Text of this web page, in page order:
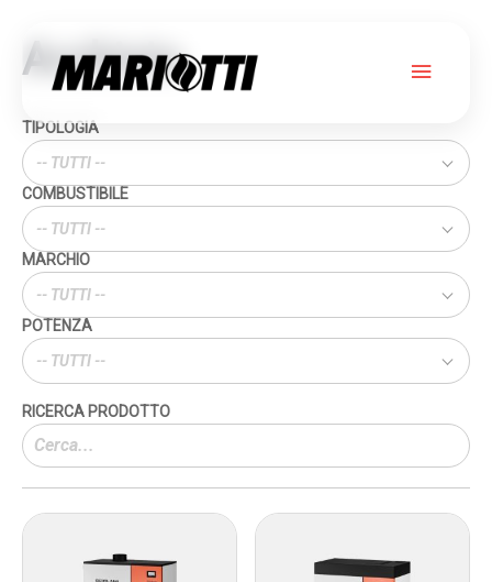
Menu
Archivio
TIPOLOGIA
-- TUTTI --
COMBUSTIBILE
-- TUTTI --
MARCHIO
-- TUTTI --
POTENZA
-- TUTTI --
Cerca
prodotti: